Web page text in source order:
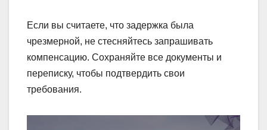
Если вы считаете, что задержка была
чрезмерной, не стесняйтесь запрашивать
компенсацию. Сохраняйте все документы и
переписку, чтобы подтвердить свои
требования.